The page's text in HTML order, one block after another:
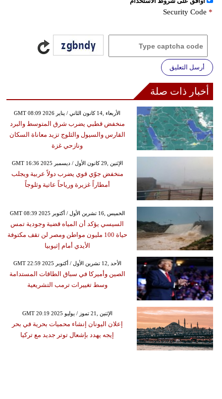
Security Code *
أرسل التعليق
أخبار ذات صلة
GMT 08:09 2026 الأربعاء ,14 كانون الثاني / يناير
منخفض قطبي يضرب شرق المتوسط والبرد
القارس والسيول والثلوج تزيد معاناة السكان
ونازحي غزة
GMT 16:36 2025 الإثنين ,29 كانون الأول / ديسمبر
منخفض جوّي قوي يضرب دولاً عربية ويجلب
أمطاراً غزيرة ورياحاً عاتية وثلوجاً
GMT 08:39 2025 الخميس ,16 تشرين الأول / أكتوبر
السيسي يؤكد أن المياه قضية وجودية تمس
حياة 100 مليون مواطن ومصر لن تقف مكتوفة
الأيدي أمام إثيوبيا
GMT 22:59 2025 الأحد ,12 تشرين الأول / أكتوبر
الصين وأميركا في سباق الطاقات المستدامة
وسط تغييرات ترمب التشريعية
GMT 20:19 2025 الإثنين ,21 تموز / يوليو
إعلان اليونان إنشاء محميات بحرية في بحر
إيجه يهدد بإشعال توتر جديد مع تركيا